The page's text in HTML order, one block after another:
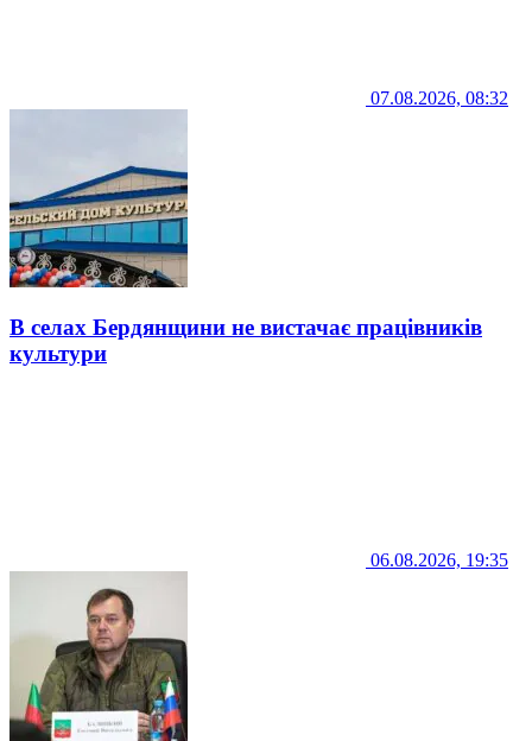
07.08.2026, 08:32
В селах Бердянщини не вистачає працівників
культури
06.08.2026, 19:35